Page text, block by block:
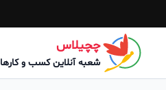
چچیلاس
شعبه آنلاین کسب و کارها